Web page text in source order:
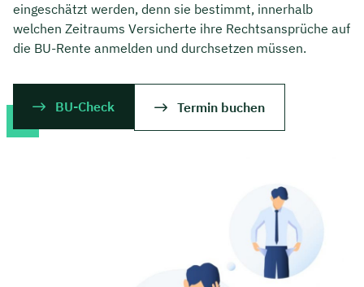
eingeschätzt werden, denn sie bestimmt, innerhalb
welchen Zeitraums Versicherte ihre Rechtsansprüche auf
die BU-Rente anmelden und durchsetzen müssen.
BU-Check Termin buchen